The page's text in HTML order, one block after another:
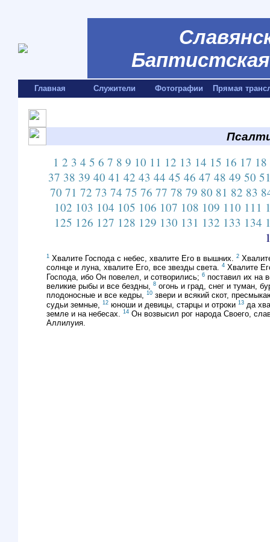
Главная Служители Фотографии Прямая
1 2 3 4 5 6 7 8 9 10 11 12 13 14 15 16 17 18
37 38 39 40 41 42 43 44 45 46 47 48 49 50
70 71 72 73 74 75 76 77 78 79 80 81 82 83
102 103 104 105 106 107 108 109 110 111
125 126 127 128 129 130 131 132 133 134
1 Хвалите Господа с небес, хвалите Его в вышних. 2
солнце и луна, хвалите Его, все звезды света. 4 Хвалите
Господа, ибо Он повелел, и сотворились; 6 поставил их на
великие рыбы и все бездны, 8 огонь и град, снег и туман,
плодоносные и все кедры, 10 звери и всякий скот,
судьи земные,
12 юноши и девицы, старцы и отроки 13 да
земле и на небесах. 14 Он возвысил рог народа Своего,
Аллилуия.